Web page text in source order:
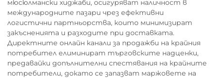
мюсюлмански хиджаби, осигуряват наличност в
международните пазари чрез ефективни
логистични партньорства, които минимизират
закъсненията и разходите при доставката.
Директните онлайн канали за продажби на крайния
потребител елиминират търговските надценки,
предавайки допълнителни спестявания на крайните
потребители, докато се запазват маржовете на